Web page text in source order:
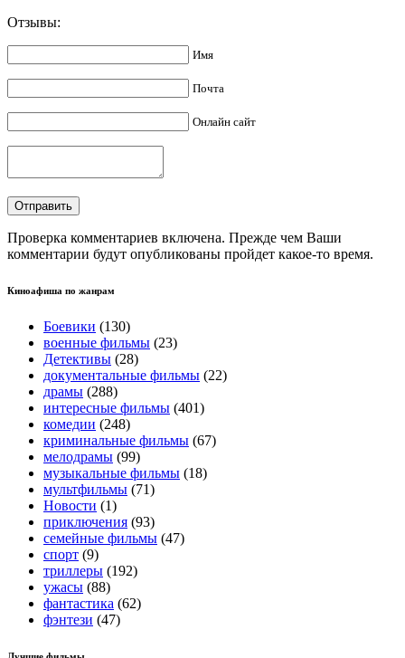
Отзывы:
Имя
Почта
Онлайн сайт
Проверка комментариев включена. Прежде чем Ваши
комментарии будут опубликованы пройдет какое-то время.
Киноафиша по жанрам
Боевики (130)
военные фильмы (23)
Детективы (28)
документальные фильмы (22)
драмы (288)
интересные фильмы (401)
комедии (248)
криминальные фильмы (67)
мелодрамы (99)
музыкальные фильмы (18)
мультфильмы (71)
Новости (1)
приключения (93)
семейные фильмы (47)
спорт (9)
триллеры (192)
ужасы (88)
фантастика (62)
фэнтези (47)